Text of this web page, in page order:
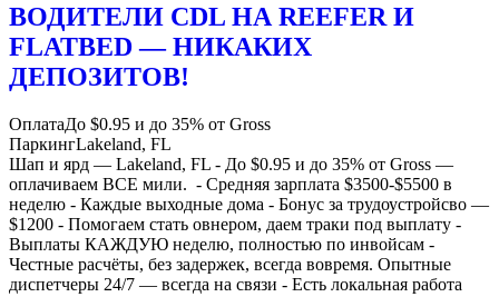
ВОДИТЕЛИ CDL НА REEFER И
FLATBED — НИКАКИХ
ДЕПОЗИТОВ!
ОплатаДо $0.95 и до 35% от Gross
ПаркингLakeland, FL
Шап и ярд — Lakeland, FL - До $0.95 и до 35% от Gross —
оплачиваем ВСЕ мили. - Средняя зарплата $3500-$5500 в
неделю - Каждые выходные дома - Бонус за трудоустройсво —
$1200 - Помогаем стать овнером, даем траки под выплату -
Выплаты КАЖДУЮ неделю, полностью по инвойсам -
Честные расчёты, без задержек, всегда вовремя. Опытные
диспетчеры 24/7 — всегда на связи - Есть локальная работа